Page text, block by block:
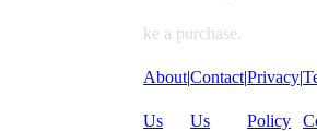
ke a purchase.
About
Us
|Contact
Us
|Privacy
Policy
|